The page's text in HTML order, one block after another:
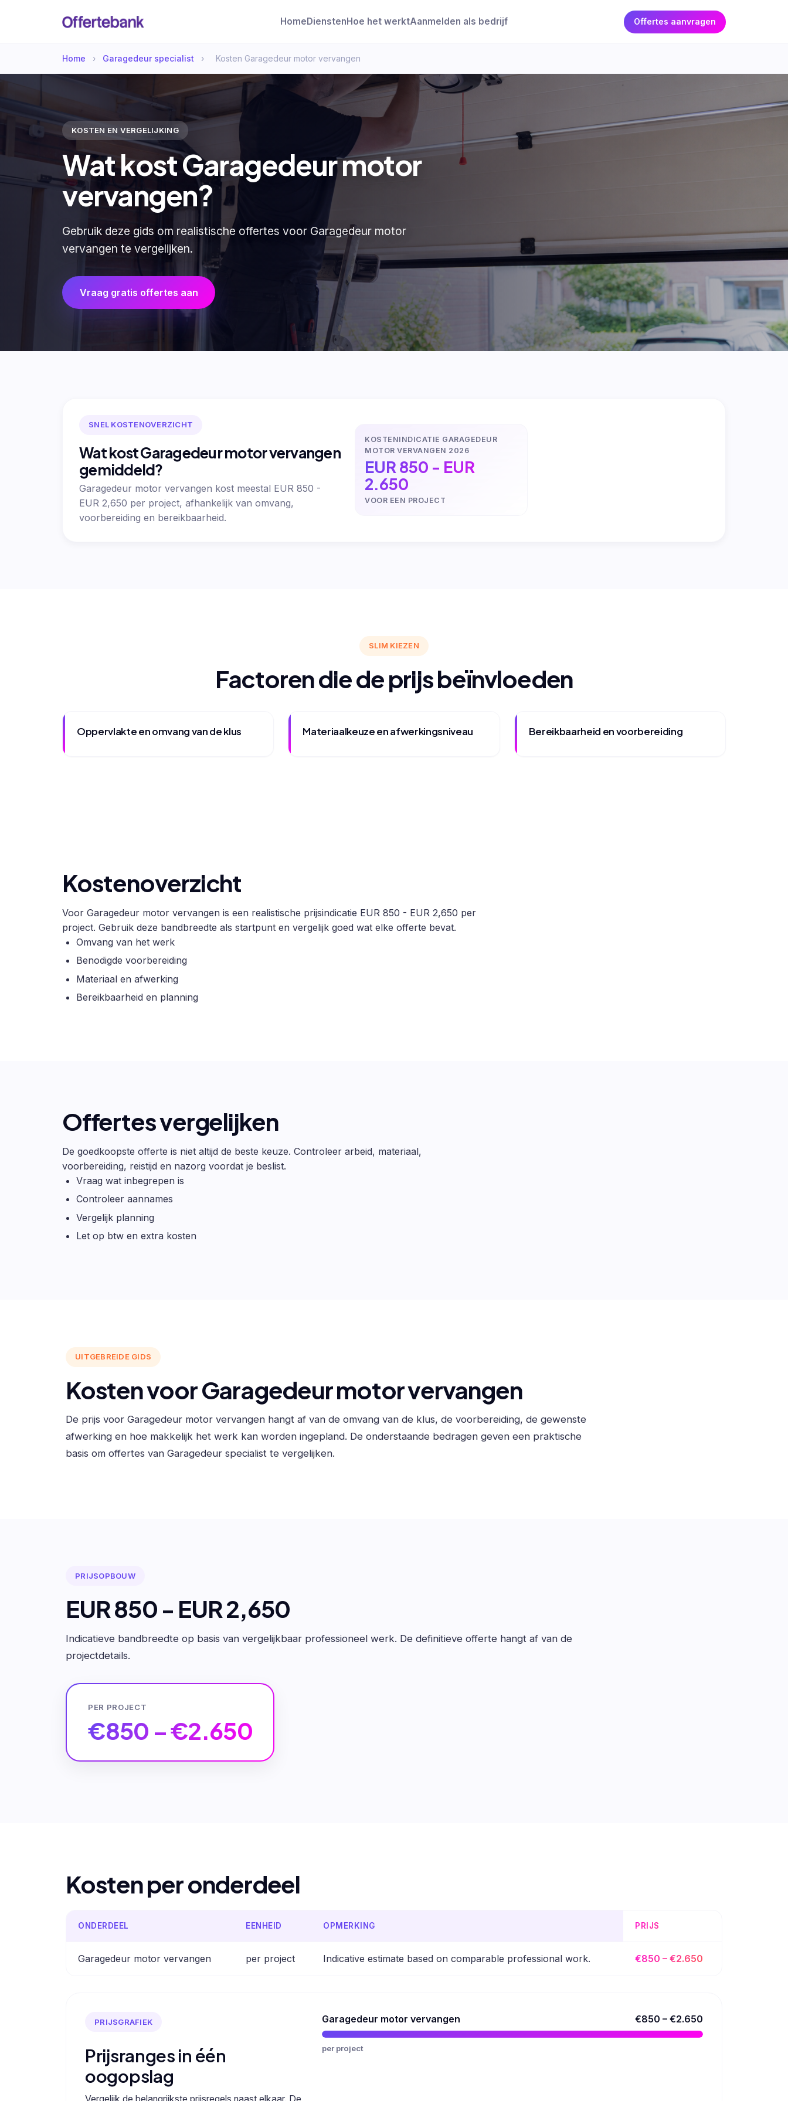
Home Diensten Hoe het werktAanmelden als bedrijf Offertes aanvragen
Home › Garagedeur specialist › Kosten Garagedeur motor vervangen
KOSTEN EN VERGELIJKING
Wat kost Garagedeur motor
vervangen?
Gebruik deze gids om realistische offertes voor Garagedeur motor
vervangen te vergelijken.
Vraag gratis offertes aan
SNEL KOSTENOVERZICHT
Wat kost Garagedeur motor vervangen
gemiddeld?
Garagedeur motor vervangen kost meestal EUR 850 -
EUR 2,650 per project, afhankelijk van omvang,
voorbereiding en bereikbaarheid.
KOSTENINDICATIE GARAGEDEUR
MOTOR VERVANGEN 2026
EUR 850 - EUR
2.650
VOOR EEN PROJECT
SLIM KIEZEN
Factoren die de prijs beïnvloeden
Oppervlakte en omvang van de klus Materiaalkeuze en afwerkingsniveau Bereikbaarheid en voorbereiding
Kostenoverzicht
Voor Garagedeur motor vervangen is een realistische prijsindicatie EUR 850 - EUR 2,650 per
project. Gebruik deze bandbreedte als startpunt en vergelijk goed wat elke offerte bevat.
Omvang van het werk
Benodigde voorbereiding
Materiaal en afwerking
Bereikbaarheid en planning
Offertes vergelijken
De goedkoopste offerte is niet altijd de beste keuze. Controleer arbeid, materiaal,
voorbereiding, reistijd en nazorg voordat je beslist.
Vraag wat inbegrepen is
Controleer aannames
Vergelijk planning
Let op btw en extra kosten
UITGEBREIDE GIDS
Kosten voor Garagedeur motor vervangen
De prijs voor Garagedeur motor vervangen hangt af van de omvang van de klus, de voorbereiding, de gewenste
afwerking en hoe makkelijk het werk kan worden ingepland. De onderstaande bedragen geven een praktische
basis om offertes van Garagedeur specialist te vergelijken.
PRIJSOPBOUW
EUR 850 - EUR 2,650
Indicatieve bandbreedte op basis van vergelijkbaar professioneel werk. De definitieve offerte hangt af van de
projectdetails.
PER PROJECT
€850 – €2.650
Kosten per onderdeel
ONDERDEEL EENHEID OPMERKING PRIJS
Garagedeur motor vervangen per project Indicative estimate based on comparable professional work. €850 – €2.650
PRIJSGRAFIEK
Prijsranges in één
oogopslag
Garagedeur motor vervangen €850 – €2.650
per project